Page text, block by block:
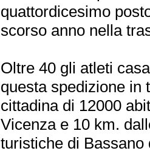
quattordicesimo
scorso anno nella
Oltre 40 gli atleti
questa spedizione in
cittadina di 12000
Vicenza e 10 km.
turistiche di